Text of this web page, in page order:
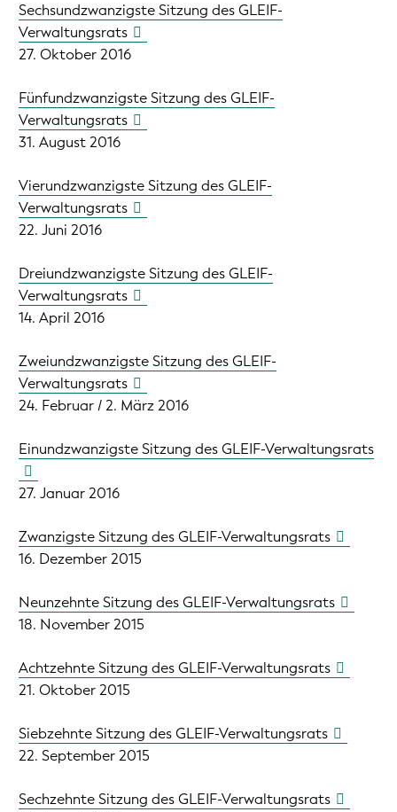
Sechsundzwanzigste Sitzung des GLEIF-
Verwaltungsrats
27. Oktober 2016
Fünfundzwanzigste Sitzung des GLEIF-
Verwaltungsrats
31. August 2016
Vierundzwanzigste Sitzung des GLEIF-
Verwaltungsrats
22. Juni 2016
Dreiundzwanzigste Sitzung des GLEIF-
Verwaltungsrats
14. April 2016
Zweiundzwanzigste Sitzung des GLEIF-
Verwaltungsrats
24. Februar / 2. März 2016
Einundzwanzigste Sitzung des GLEIF-Verwaltungsrats
27. Januar 2016
Zwanzigste Sitzung des GLEIF-Verwaltungsrats
16. Dezember 2015
Neunzehnte Sitzung des GLEIF-Verwaltungsrats
18. November 2015
Achtzehnte Sitzung des GLEIF-Verwaltungsrats
21. Oktober 2015
Siebzehnte Sitzung des GLEIF-Verwaltungsrats
22. September 2015
Sechzehnte Sitzung des GLEIF-Verwaltungsrats